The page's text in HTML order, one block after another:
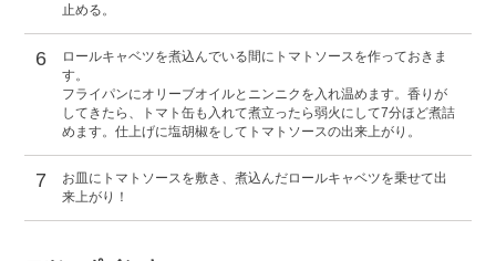
止める。
6
ロールキャベツを煮込んでいる間にトマトソースを作っておきま
す。
フライパンにオリーブオイルとニンニクを入れ温めます。香りが
してきたら、トマト缶も入れて煮立ったら弱火にして7分ほど煮詰
めます。仕上げに塩胡椒をしてトマトソースの出来上がり。
7
お皿にトマトソースを敷き、煮込んだロールキャベツを乗せて出
来上がり！